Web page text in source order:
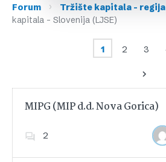
Forum › Tržište kapitala –
kapitala – Slovenija (LJSE)
1 2 3
MIPG (MIP d.d. Nova Gorica)
2